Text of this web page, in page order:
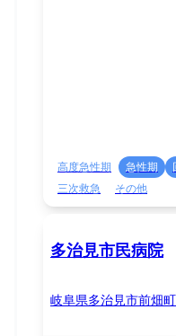
高度急性期 急性期
三次救急
その他
多治見市民病院
岐阜県多治見市前畑